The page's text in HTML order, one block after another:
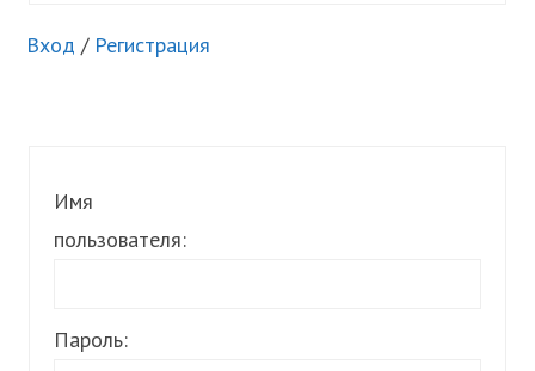
Вход / Регистрация
Имя
пользователя:
Пароль: